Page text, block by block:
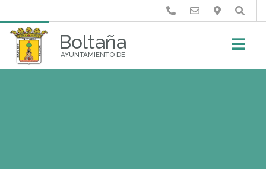
Boltaña
AYUNTAMIENTO DE
Buscar